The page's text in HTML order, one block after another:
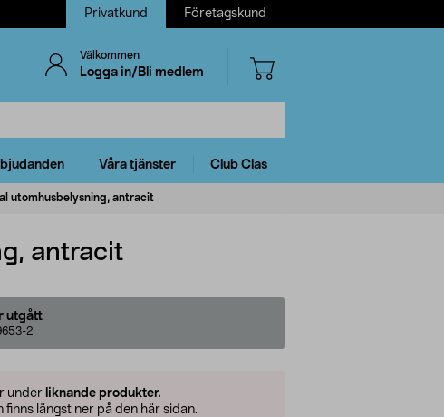
Privatkund Företagskund
Välkommen
Logga in/Bli medlem
Våra tjänster Club Clas
utomhusbelysning, antracit
antracit
utgått
2
under liknande produkter.
längst ner på den här sidan.